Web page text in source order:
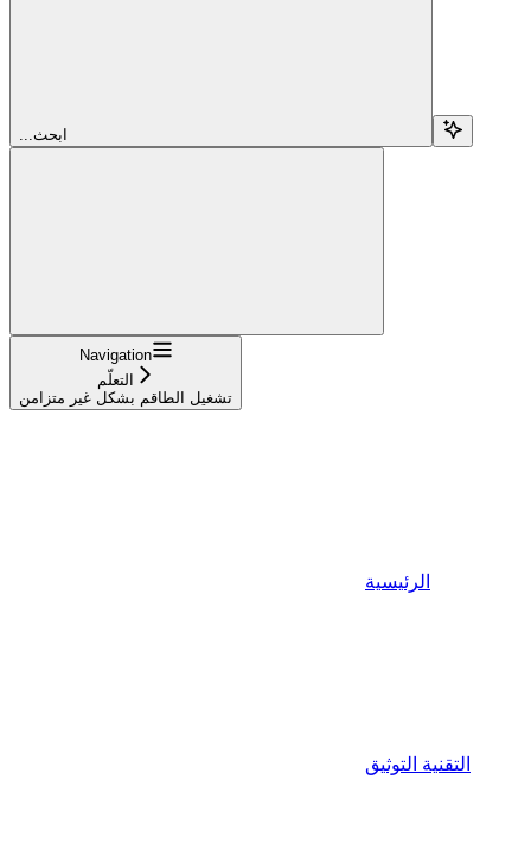
...ابحث
Navigation
التعلّم
تشغيل الطاقم بشكل غير متزامن
الرئيسية
التقنية التوثيق